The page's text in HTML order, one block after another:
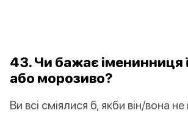
43. Чи бажає іменинниця
або морозиво?
Ви всі сміялися б, якби він/вона не